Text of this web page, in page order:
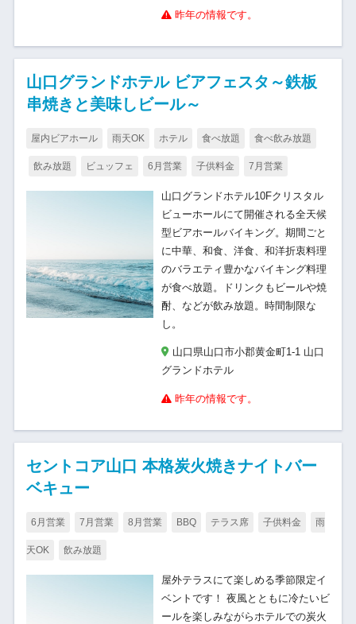
昨年の情報です。
山口グランドホテル ビアフェスタ～鉄板
串焼きと美味しビール～
屋内ビアホール 雨天OK ホテル 食べ放題 食べ飲み放題
飲み放題 ビュッフェ 6月営業 子供料金 7月営業
山口グランドホテル10Fクリスタル
ビューホールにて開催される全天候
型ビアホールバイキング。期間ごと
に中華、和食、洋食、和洋折衷料理
のバラエティ豊かなバイキング料理
が食べ放題。ドリンクもビールや焼
酎、などが飲み放題。時間制限な
し。
山口県山口市小郡黄金町1-1 山口
グランドホテル
昨年の情報です。
セントコア山口 本格炭火焼きナイトバー
ベキュー
6月営業 7月営業 8月営業 BBQ テラス席 子供料金 雨
天OK 飲み放題
屋外テラスにて楽しめる季節限定イ
ベントです！ 夜風とともに冷たいビ
ールを楽しみながらホテルでの炭火